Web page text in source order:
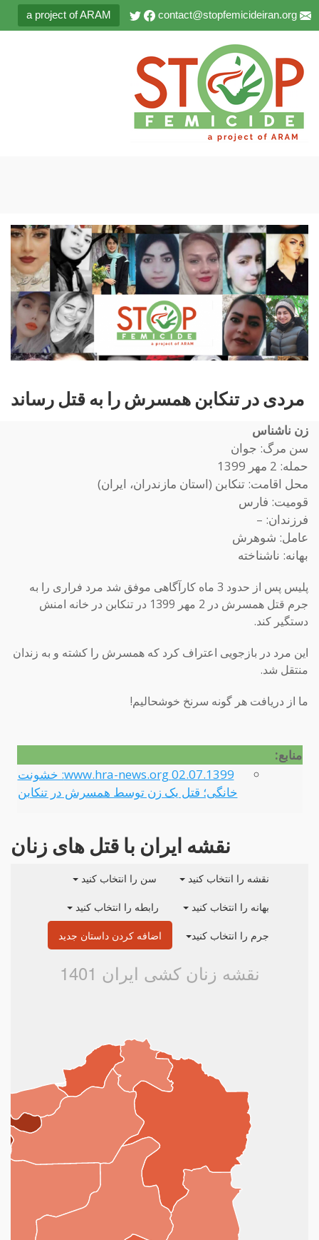
contact@stopfemicideiran.org
a project of ARAM
مردی در تنکابن همسرش را به قتل رساند
زن ناشناس
سن مرگ: جوان
حمله: 2 مهر 1399
محل اقامت: تنکابن (استان مازندران، ایران)
قومیت: فارس
فرزندان: –
عامل: شوهرش
بهانه: ناشناخته
پلیس پس از حدود 3 ماه کارآگاهی موفق شد مرد فراری را به
جرم قتل همسرش در 2 مهر 1399 در تنکابن در خانه امنش
دستگیر کند.
این مرد در بازجویی اعتراف کرد که همسرش را کشته و به زندان
منتقل شد.
ما از دریافت هر گونه سرنخ خوشحالیم!
منابع:
02.07.1399 www.hra-news.org: خشونت
خانگی؛ قتل یک زن توسط همسرش در تنکابن
نقشه ایران با قتل های زنان